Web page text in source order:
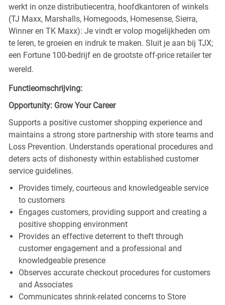
werkt in onze distributiecentra, hoofdkantoren of winkels
(TJ Maxx, Marshalls, Homegoods, Homesense, Sierra,
Winner en TK Maxx): Je vindt er volop mogelijkheden om
te leren, te groeien en indruk te maken. Sluit je aan bij TJX;
een Fortune 100-bedrijf en de grootste off-price retailer ter
wereld.
Functieomschrijving:
Opportunity: Grow Your Career
Supports a positive customer shopping experience and
maintains a strong store partnership with store teams and
Loss Prevention. Understands operational procedures and
deters acts of dishonesty within established customer
service guidelines.
Provides timely, courteous and knowledgeable service
to customers
Engages customers, providing support and creating a
positive shopping environment
Provides an effective deterrent to theft through
customer engagement and a professional and
knowledgeable presence
Observes accurate checkout procedures for customers
and Associates
Communicates shrink-related concerns to Store